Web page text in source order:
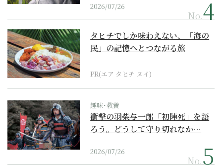
2026/07/26
No.
タヒチでしか味わえない、「海の
民」の記憶へとつながる旅
PR(エア タヒチ ヌイ)
趣味･教養
衝撃の羽柴与一郎「初陣死」を語
ろう。どうして守り切れなか…
2026/07/26
No.